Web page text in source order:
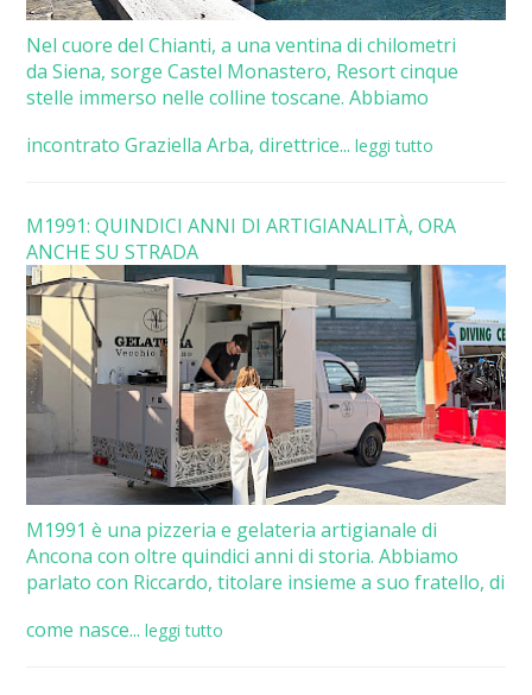
Nel cuore del Chianti, a una ventina di chilometri
da Siena, sorge Castel Monastero, Resort cinque
stelle immerso nelle colline toscane. Abbiamo
incontrato Graziella Arba, direttrice... leggi tutto
M1991: QUINDICI ANNI DI ARTIGIANALITÀ, ORA
ANCHE SU STRADA
M1991 è una pizzeria e gelateria artigianale di
Ancona con oltre quindici anni di storia. Abbiamo
parlato con Riccardo, titolare insieme a suo fratello, di
come nasce... leggi tutto